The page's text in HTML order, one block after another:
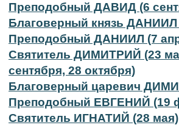
Преподобный ДАВИД (6
Благоверный князь ДАНИИЛ
Преподобный ДАНИИЛ (7
Святитель ДИМИТРИЙ (23
сентября, 28 октября)
Благоверный царевич
Преподобный ЕВГЕНИЙ (19
Святитель ИГНАТИЙ (28 мая)